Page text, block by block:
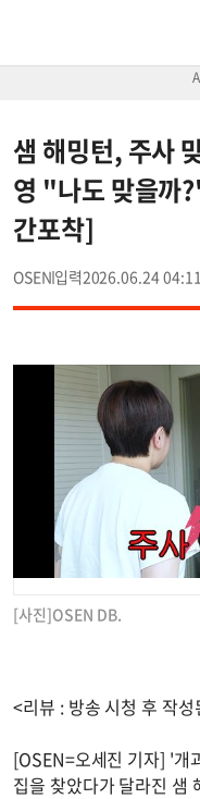
샘 해밍턴, 주사
영 "나도 맞을까
간포착]
OSEN 2026.06.24 04:11
[사진]OSEN DB.
<리뷰 : 방송 시청 후 작
[OSEN=오세진 기자] '개
집을 찾았다가 달라진 샘